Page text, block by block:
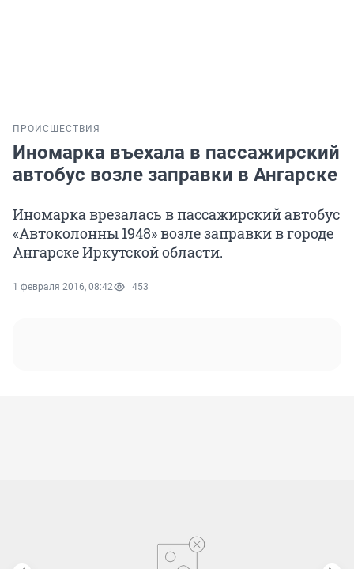
ПРОИСШЕСТВИЯ
Иномарка въехала в пассажирский
автобус возле заправки в Ангарске
Иномарка врезалась в пассажирский автобус
«Автоколонны 1948» возле заправки в городе
Ангарске Иркутской области.
1 февраля 2016, 08:42 453